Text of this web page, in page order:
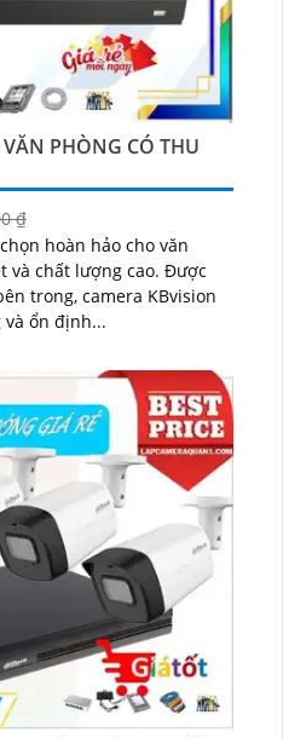
PHÒNG CÓ THU
₫
hoàn hảo cho văn
chất lượng cao. Được
trong, camera KBvision
ổn định...